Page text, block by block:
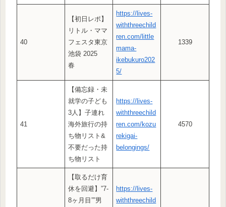
40
【初日レポ】
リトル・ママ
フェスタ東京
池袋 2025
春
https://lives-
withthreechild
ren.com/little
mama-
ikebukuro202
5/
1339
41
【備忘録・未
就学の子ども
3人】子連れ
海外旅行の持
ち物リスト&
不要だった持
ち物リスト
https://lives-
withthreechild
ren.com/kozu
rekigai-
belongings/
4570
【取るだけ育
休を回避】”7-
8ヶ月目””男
https://lives-
withthreechild